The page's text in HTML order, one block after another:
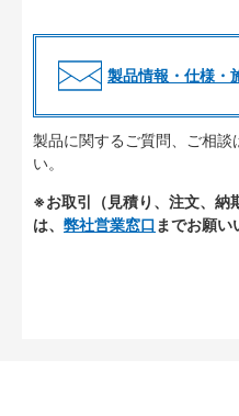
製品情報・仕様・
製品に関するご質問、ご相談
い。
※お取引（見積り、注文、納
は、 弊社営業窓口 までお願い